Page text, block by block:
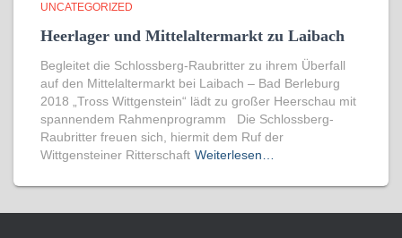
UNCATEGORIZED
Heerlager und Mittelaltermarkt zu Laibach
Begleitet die Schlossberg-Raubritter zu ihrem Überfall
auf den Mittelaltermarkt bei Laibach – Bad Berleburg
2018 „Tross Wittgenstein“ lädt zu großer Heerschau mit
spannendem Rahmenprogramm Die Schlossberg-
Raubritter freuen sich, hiermit dem Ruf der
Wittgensteiner Ritterschaft Weiterlesen…